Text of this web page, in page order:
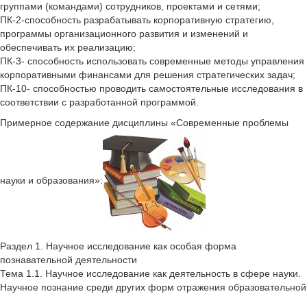
группами (командами) сотрудников, проектами и сетями;
ПК-2-способность разрабатывать корпоративную стратегию,
программы организационного развития и изменений и
обеспечивать их реализацию;
ПК-3- способность использовать современные методы управления
корпоративными финансами для решения стратегических задач;
ПК-10- способностью проводить самостоятельные исследования в
соответствии с разработанной программой.
Примерное содержание дисциплины «Современные проблемы
науки и образования»:
Раздел 1. Научное исследование как особая форма
познавательной деятельности
Тема 1.1. Научное исследование как деятельность в сфере науки.
Научное познание среди других форм отражения образовательной